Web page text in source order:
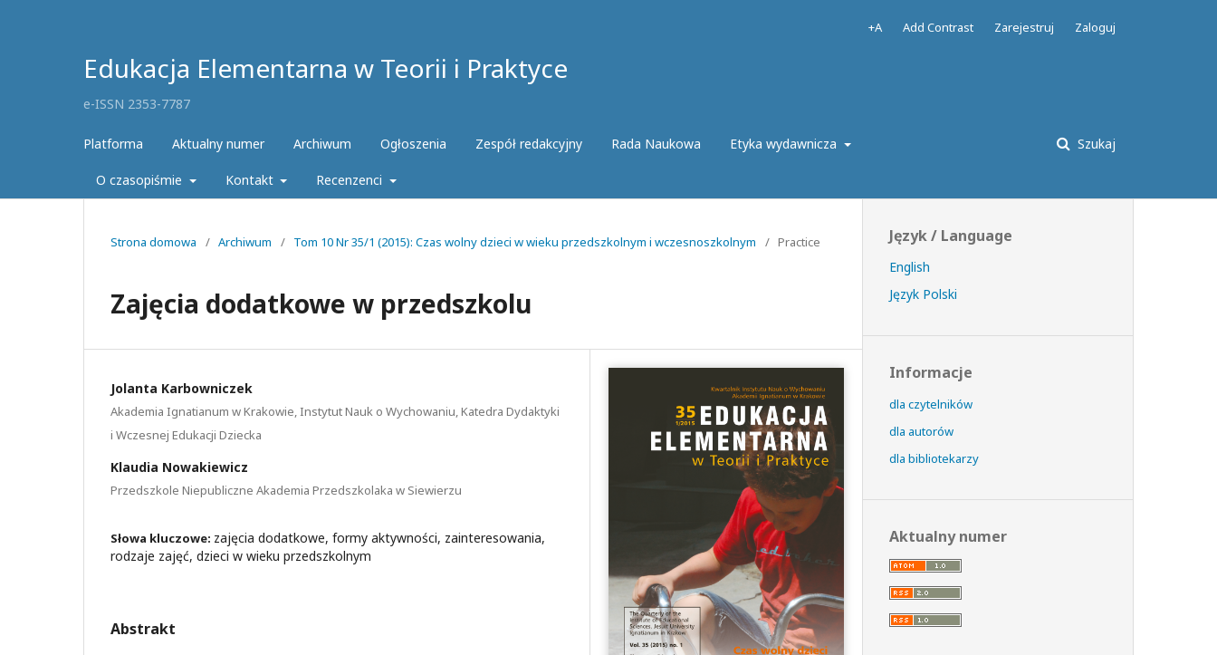
Edukacja Elementarna w Teorii i Praktyce
e-ISSN 2353-7787
Platforma Aktualny numer Archiwum Ogłoszenia Zespół redakcyjny Rada Naukowa Etyka wydawnicza
O czasopiśmie Kontakt Recenzenci
Szukaj
+A Add Contrast Zarejestruj Zaloguj
Strona domowa / Archiwum / Tom 10 Nr 35/1 (2015): Czas wolny dzieci w wieku przedszkolnym i wczesnoszkolnym / Practice
Zajęcia dodatkowe w przedszkolu
Jolanta Karbowniczek
Akademia Ignatianum w Krakowie, Instytut Nauk o Wychowaniu, Katedra Dydaktyki
i Wczesnej Edukacji Dziecka
Klaudia Nowakiewicz
Przedszkole Niepubliczne Akademia Przedszkolaka w Siewierzu
Słowa kluczowe: zajęcia dodatkowe, formy aktywności, zainteresowania,
rodzaje zajęć, dzieci w wieku przedszkolnym
Abstrakt
Język / Language
English
Język Polski
Informacje
dla czytelników
dla autorów
dla bibliotekarzy
Aktualny numer